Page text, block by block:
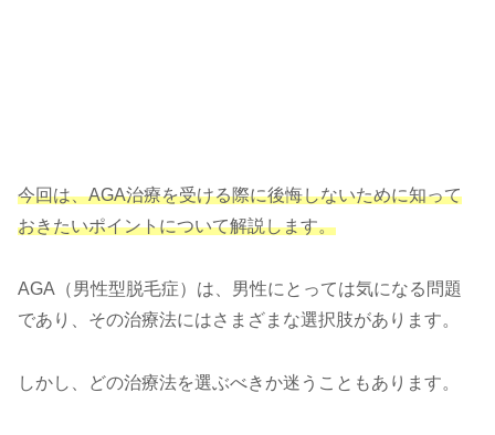
今回は、AGA治療を受ける際に後悔しないために知って
おきたいポイントについて解説します。
AGA（男性型脱毛症）は、男性にとっては気になる問題
であり、その治療法にはさまざまな選択肢があります。
しかし、どの治療法を選ぶべきか迷うこともあります。